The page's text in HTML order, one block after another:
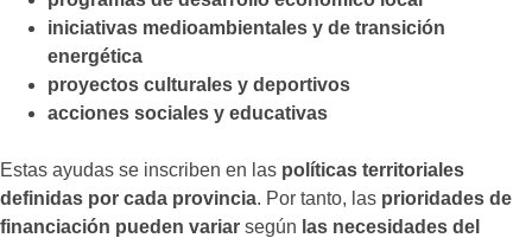
iniciativas medioambientales y de transición
energética
proyectos culturales y deportivos
acciones sociales y educativas
Estas ayudas se inscriben en las políticas territoriales
definidas por cada provincia. Por tanto, las prioridades de
financiación pueden variar según las necesidades del